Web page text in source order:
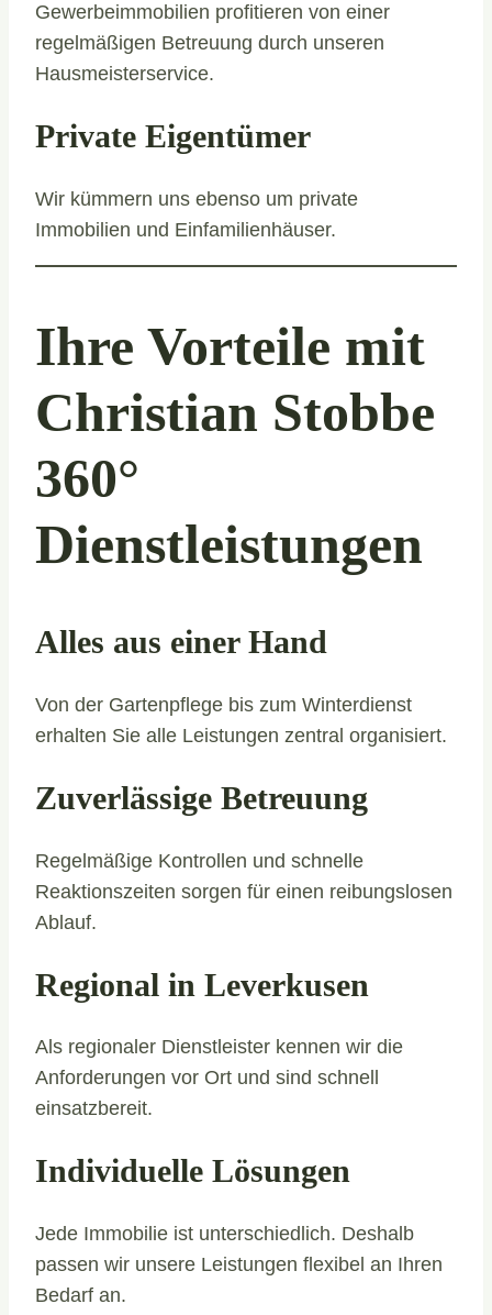
Gewerbeimmobilien profitieren von einer
regelmäßigen Betreuung durch unseren
Hausmeisterservice.
Private Eigentümer
Wir kümmern uns ebenso um private
Immobilien und Einfamilienhäuser.
Ihre Vorteile mit
Christian Stobbe
360°
Dienstleistungen
Alles aus einer Hand
Von der Gartenpflege bis zum Winterdienst
erhalten Sie alle Leistungen zentral organisiert.
Zuverlässige Betreuung
Regelmäßige Kontrollen und schnelle
Reaktionszeiten sorgen für einen reibungslosen
Ablauf.
Regional in Leverkusen
Als regionaler Dienstleister kennen wir die
Anforderungen vor Ort und sind schnell
einsatzbereit.
Individuelle Lösungen
Jede Immobilie ist unterschiedlich. Deshalb
passen wir unsere Leistungen flexibel an Ihren
Bedarf an.